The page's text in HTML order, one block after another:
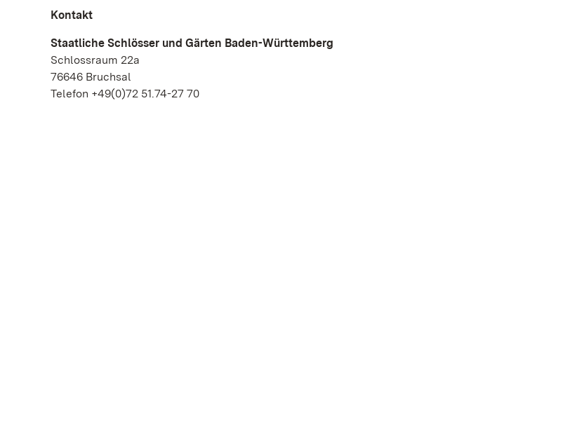
Kontakt
Staatliche Schlösser und Gärten Baden-Württemberg
Schlossraum 22a
76646 Bruchsal
Telefon +49(0)72 51.74-27 70